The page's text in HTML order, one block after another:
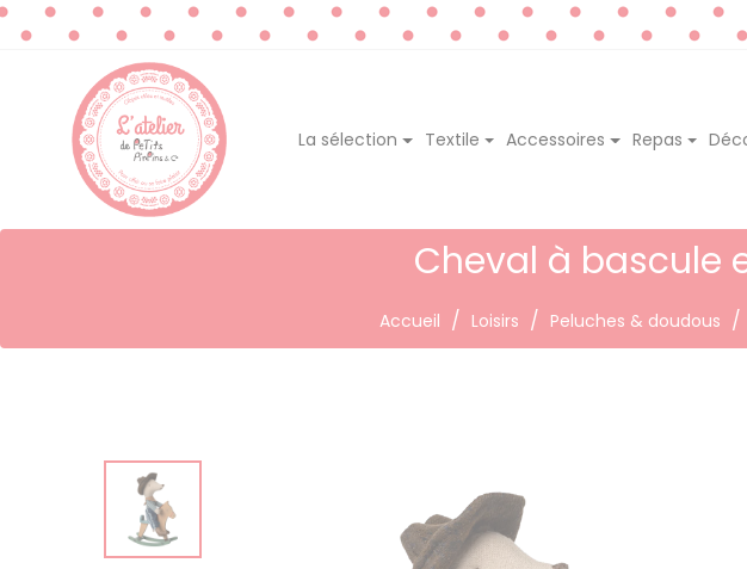
La sélection Textile Accessoires Repas
Cheval à bascule
Accueil Loisirs Peluches & doudous